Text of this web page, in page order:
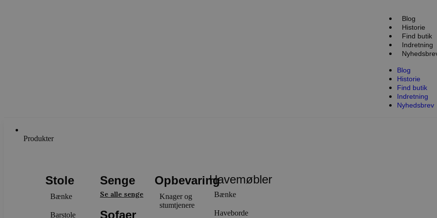
Blog
Historie
Find butik
Indretning
Blog
Historie
Find butik
Indretning
Nyhedsbrev
Produkter
Stole
Bænke
Barstole
Senge
Se alle senge
Sofaer
Opbevaring
Knager og
stumtjenere
Havemøbler
Bænke
Haveborde